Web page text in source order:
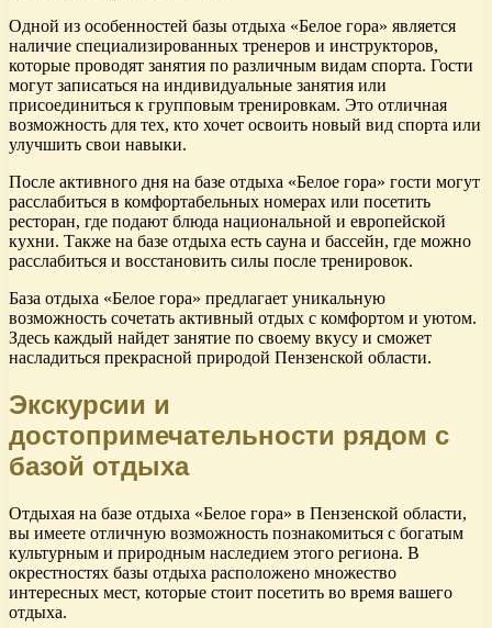
Одной из особенностей базы отдыха «Белое гора» является
наличие специализированных тренеров и инструкторов,
которые проводят занятия по различным видам спорта. Гости
могут записаться на индивидуальные занятия или
присоединиться к групповым тренировкам. Это отличная
возможность для тех, кто хочет освоить новый вид спорта или
улучшить свои навыки.
После активного дня на базе отдыха «Белое гора» гости могут
расслабиться в комфортабельных номерах или посетить
ресторан, где подают блюда национальной и европейской
кухни. Также на базе отдыха есть сауна и бассейн, где можно
расслабиться и восстановить силы после тренировок.
База отдыха «Белое гора» предлагает уникальную
возможность сочетать активный отдых с комфортом и уютом.
Здесь каждый найдет занятие по своему вкусу и сможет
насладиться прекрасной природой Пензенской области.
Экскурсии и
достопримечательности рядом с
базой отдыха
Отдыхая на базе отдыха «Белое гора» в Пензенской области,
вы имеете отличную возможность познакомиться с богатым
культурным и природным наследием этого региона. В
окрестностях базы отдыха расположено множество
интересных мест, которые стоит посетить во время вашего
отдыха.